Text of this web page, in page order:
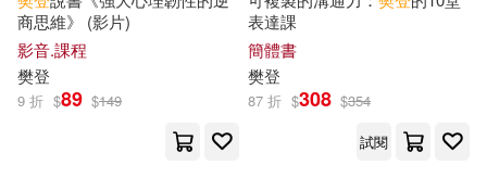
商思維》 (影片)
影音.課程
樊登
9 折 $89 $149
表達課
簡體書
樊登
87 折 $308 $354
試閱